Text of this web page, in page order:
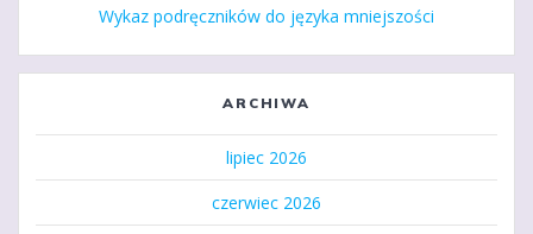
Wykaz podręczników do języka mniejszości
ARCHIWA
lipiec 2026
czerwiec 2026